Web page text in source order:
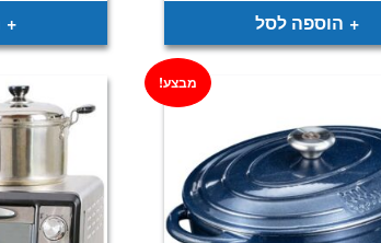
₪149.
הוספה לסל
מבצע!